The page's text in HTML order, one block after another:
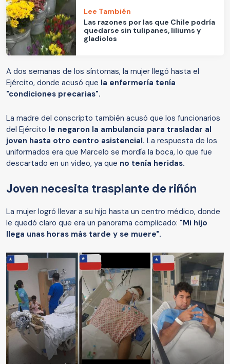
Lee También
Las razones por las que Chile podría
quedarse sin tulipanes, liliums y
gladiolos
A dos semanas de los síntomas, la mujer llegó hasta el
Ejército, donde acusó que la enfermería tenía
"condiciones precarias".
La madre del conscripto también acusó que los funcionarios
del Ejército le negaron la ambulancia para trasladar al
joven hasta otro centro asistencial. La respuesta de los
uniformados era que Marcelo se mordía la boca, lo que fue
descartado en un video, ya que no tenía heridas.
Joven necesita trasplante de riñón
La mujer logró llevar a su hijo hasta un centro médico, donde
le quedó claro que era un panorama complicado: "Mi hijo
llega unas horas más tarde y se muere".